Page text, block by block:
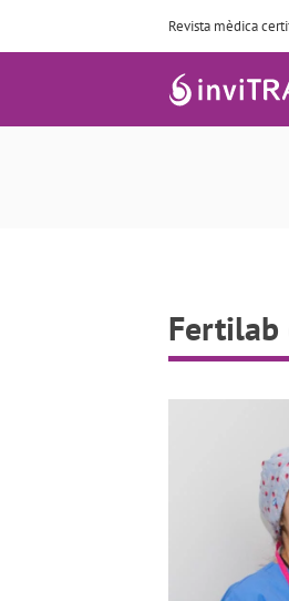
Revista mèdica
Fertilab